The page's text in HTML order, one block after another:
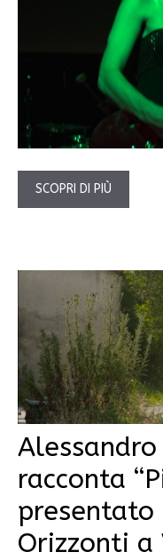
SCOPRI DI PIÙ
racconta
presentato
Orizzonti a